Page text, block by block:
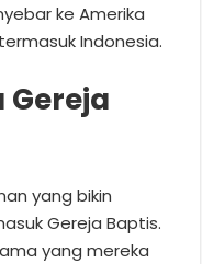
ke Amerika
Indonesia.
yang bikin
Gereja Baptis.
yang mereka